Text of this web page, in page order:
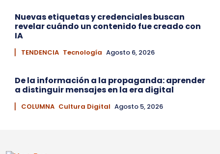
Nuevas etiquetas y credenciales buscan
revelar cuándo un contenido fue creado con
IA
▏ TENDENCIA Tecnología Agosto 6, 2026
De la información a la propaganda: aprender
a distinguir mensajes en la era digital
▏ COLUMNA Cultura Digital Agosto 5, 2026